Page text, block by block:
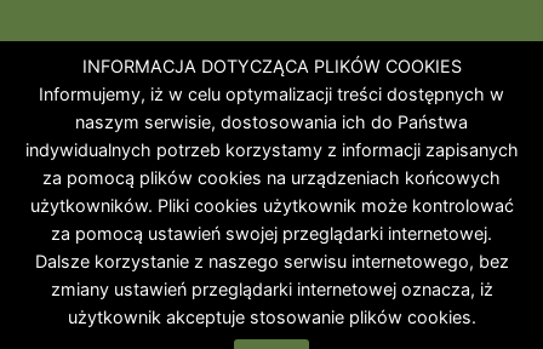
INFORMACJA DOTYCZĄCA PLIKÓW COOKIES
Informujemy, iż w celu optymalizacji treści dostępnych w
naszym serwisie, dostosowania ich do Państwa
indywidualnych potrzeb korzystamy z informacji zapisanych
za pomocą plików cookies na urządzeniach końcowych
użytkowników. Pliki cookies użytkownik może kontrolować
za pomocą ustawień swojej przeglądarki internetowej.
Dalsze korzystanie z naszego serwisu internetowego, bez
zmiany ustawień przeglądarki internetowej oznacza, iż
użytkownik akceptuje stosowanie plików cookies.